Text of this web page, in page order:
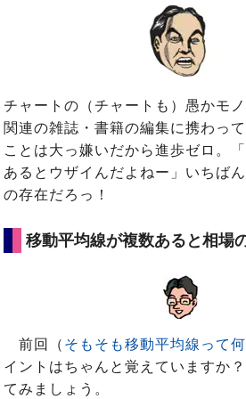
チャートの（チャートも）愚かモ
関連の雑誌・書籍の編集に携わっ
ことは大っ嫌いだから進歩ゼロ。
あるとウザイんだよねー」いちば
の存在だろっ！
移動平均線が複数あると相場
前回（ そもそも移動平均線って
イントはちゃんと覚えていますか
てみましょう。